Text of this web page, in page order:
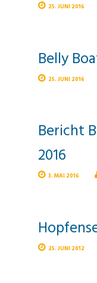
25. JUNI 2016
Belly
25. JUNI 2016
Bericht
2016
3. MAI 2016
25. JUNI 2012